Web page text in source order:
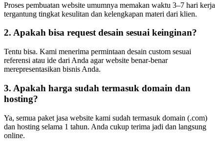
Proses pembuatan website umumnya memakan waktu 3–7 hari kerja
tergantung tingkat kesulitan dan kelengkapan materi dari klien.
2. Apakah bisa request desain sesuai keinginan?
Tentu bisa. Kami menerima permintaan desain custom sesuai
referensi atau ide dari Anda agar website benar-benar
merepresentasikan bisnis Anda.
3. Apakah harga sudah termasuk domain dan
hosting?
Ya, semua paket jasa website kami sudah termasuk domain (.com)
dan hosting selama 1 tahun. Anda cukup terima jadi dan langsung
online.